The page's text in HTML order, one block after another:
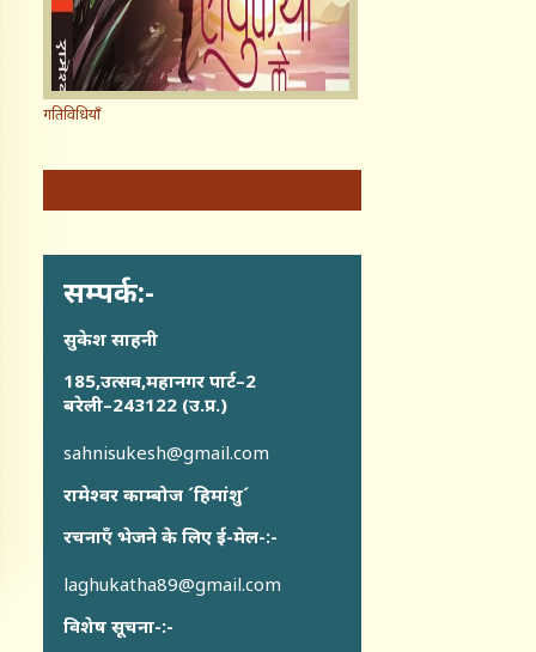
गतिविधियाँ
सम्पर्क:-
सुकेश साहनी
185,उत्सव,महानगर पार्ट–2
बरेली–243122 (उ.प्र.)
sahnisukesh@gmail.com
रामेश्वर काम्बोज ´हिमांशु´
रचनाएँ भेजने के लिए ई-मेल-:-
laghukatha89@gmail.com
विशेष सूचना-:-